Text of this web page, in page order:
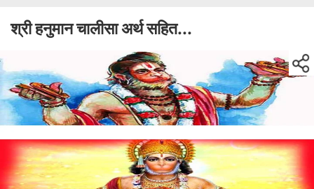
श्री हनुमान चालीसा अर्थ सहित...